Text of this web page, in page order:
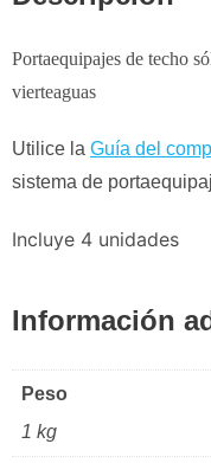
Portaequipajes de techo
vierteaguas
Utilice la Guía del
sistema de
Incluye 4 unidades
Información
Peso
1 kg